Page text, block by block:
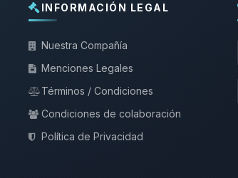
INFORMACIÓN LEGAL
Nuestra Compañía
Menciones Legales
Términos / Condiciones
Condiciones de colaboración
Política de Privacidad